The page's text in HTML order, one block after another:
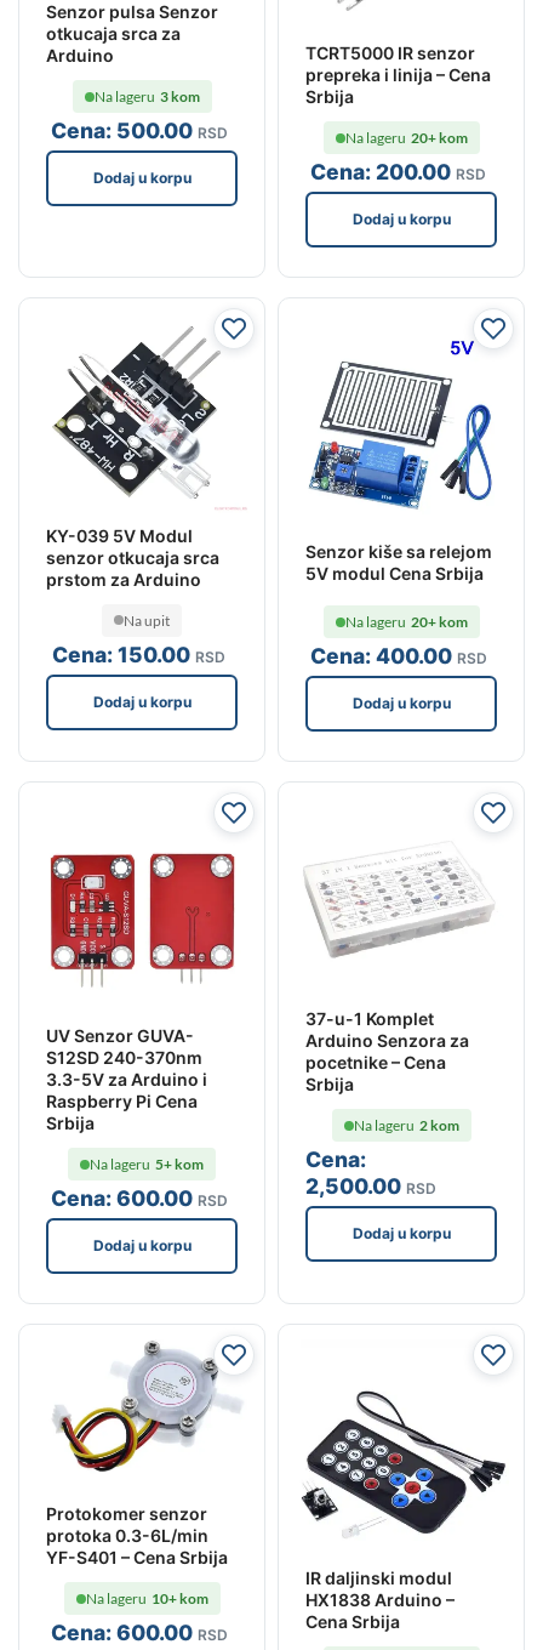
Senzor pulsa Senzor
otkucaja srca za
Arduino
Cena: 500.00 RSD
Na lageru 3 kom
Dodaj u korpu
TCRT5000 IR senzor
prepreka i linija – Cena
Srbija
Cena: 200.00 RSD
Na lageru 20+ kom
Dodaj u korpu
KY-039 5V Modul
senzor otkucaja srca
prstom za Arduino
Cena:150.00 RSD
Na upit
Dodaj u korpu
Senzor kiše sa relejom
5V modul Cena Srbija
Cena:400.00 RSD
Na lageru 20+ kom
Dodaj u korpu
UV Senzor GUVA-
S12SD 240-370nm
3.3-5V za Arduino i
Raspberry Pi Cena
Srbija
Cena:600.00 RSD
Na lageru 5+ kom
Dodaj u korpu
37-u-1 Komplet
Arduino Senzora za
pocetnike – Cena
Srbija
Cena:
2,500.00 RSD
Na lageru 2 kom
Dodaj u korpu
Protokomer senzor
protoka 0.3-6L/min
YF-S401 – Cena Srbija
Cena:600.00 RSD
Na lageru 10+ kom
IR daljinski modul
HX1838 Arduino –
Cena Srbija